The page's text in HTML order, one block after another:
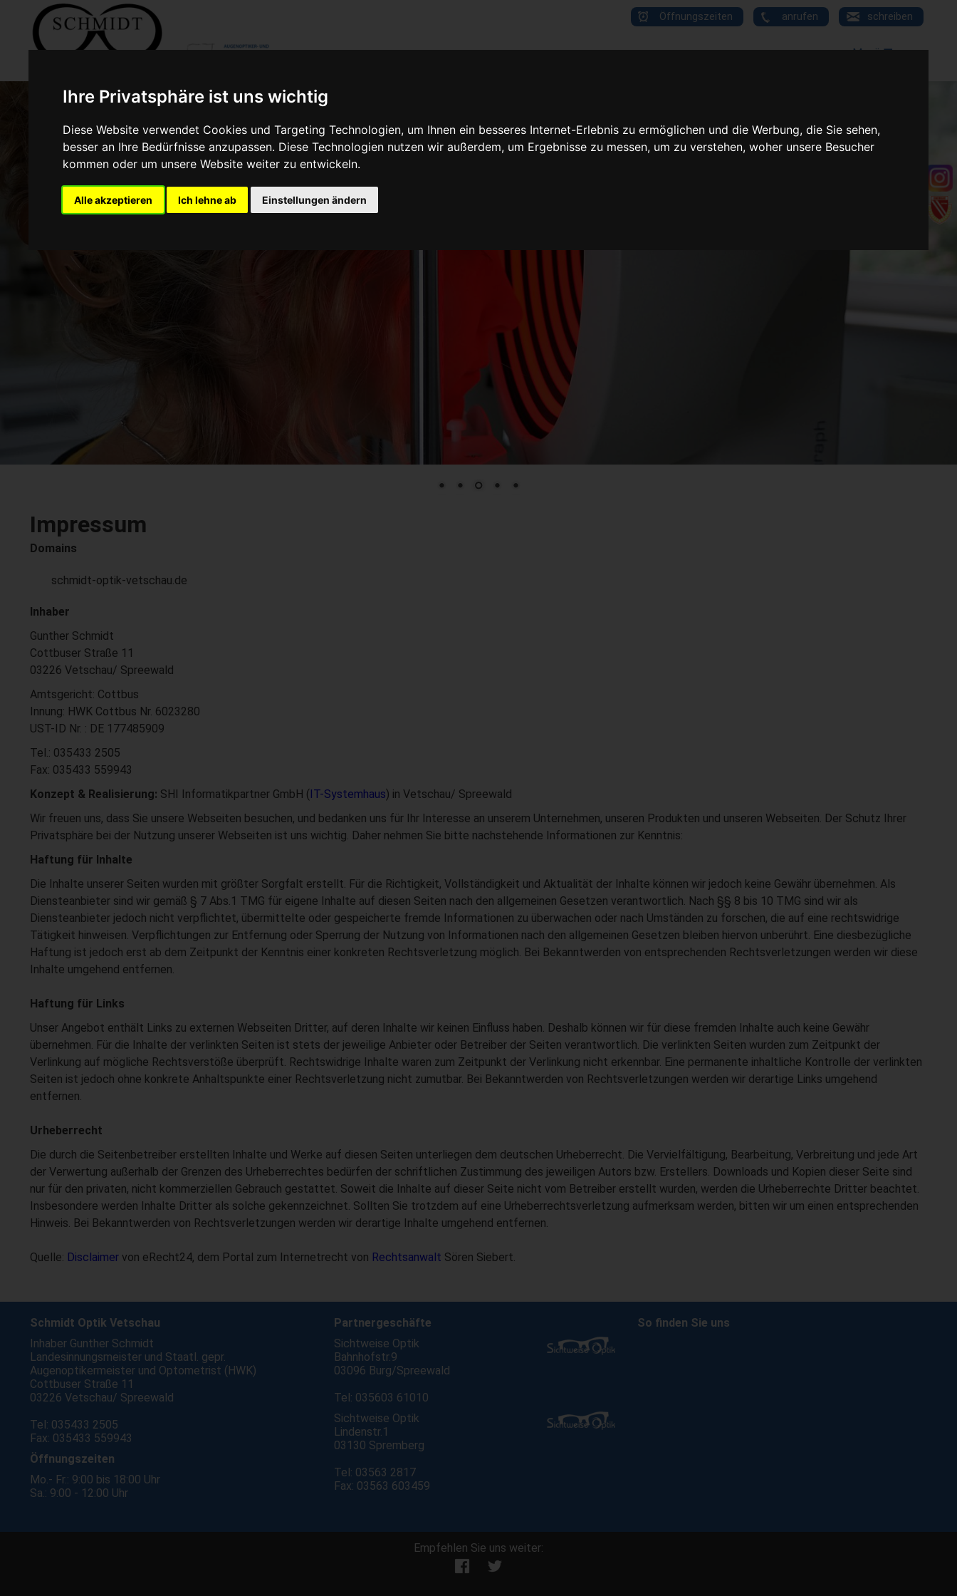
Ihre Privatsphäre ist uns wichtig
Diese Website verwendet Cookies und Targeting Technologien, um Ihnen ein besseres Internet-Erlebnis zu ermöglichen und die Werbung, die Sie sehen,
besser an Ihre Bedürfnisse anzupassen. Diese Technologien nutzen wir außerdem, um Ergebnisse zu messen, um zu verstehen, woher unsere Besucher
kommen oder um unsere Website weiter zu entwickeln.
Alle akzeptieren Ich lehne ab Einstellungen ändern
Menü ☰
Öffnungszeiten anrufen schreiben
Impressum
Domains
schmidt-optik-vetschau.de
Inhaber
Gunther Schmidt
Cottbuser Straße 11
03226 Vetschau/ Spreewald
Amtsgericht: Cottbus
Innung: HWK Cottbus Nr. 6023280
UST-ID Nr. : DE 177485909
Tel.: 035433 2505
Fax: 035433 559943
Konzept & Realisierung: SHI Informatikpartner GmbH (IT-Systemhaus) in Vetschau/ Spreewald
Wir freuen uns, dass Sie unsere Webseiten besuchen, und bedanken uns für Ihr Interesse an unserem Unternehmen, unseren Produkten und unseren Webseiten. Der Schutz Ihrer
Privatsphäre bei der Nutzung unserer Webseiten ist uns wichtig. Daher nehmen Sie bitte nachstehende Informationen zur Kenntnis:
Haftung für Inhalte
Die Inhalte unserer Seiten wurden mit größter Sorgfalt erstellt. Für die Richtigkeit, Vollständigkeit und Aktualität der Inhalte können wir jedoch keine Gewähr übernehmen. Als
Diensteanbieter sind wir gemäß § 7 Abs.1 TMG für eigene Inhalte auf diesen Seiten nach den allgemeinen Gesetzen verantwortlich. Nach §§ 8 bis 10 TMG sind wir als
Diensteanbieter jedoch nicht verpflichtet, übermittelte oder gespeicherte fremde Informationen zu überwachen oder nach Umständen zu forschen, die auf eine rechtswidrige
Tätigkeit hinweisen. Verpflichtungen zur Entfernung oder Sperrung der Nutzung von Informationen nach den allgemeinen Gesetzen bleiben hiervon unberührt. Eine diesbezügliche
Haftung ist jedoch erst ab dem Zeitpunkt der Kenntnis einer konkreten Rechtsverletzung möglich. Bei Bekanntwerden von entsprechenden Rechtsverletzungen werden wir diese
Inhalte umgehend entfernen.
Haftung für Links
Unser Angebot enthält Links zu externen Webseiten Dritter, auf deren Inhalte wir keinen Einfluss haben. Deshalb können wir für diese fremden Inhalte auch keine Gewähr
übernehmen. Für die Inhalte der verlinkten Seiten ist stets der jeweilige Anbieter oder Betreiber der Seiten verantwortlich. Die verlinkten Seiten wurden zum Zeitpunkt der
Verlinkung auf mögliche Rechtsverstöße überprüft. Rechtswidrige Inhalte waren zum Zeitpunkt der Verlinkung nicht erkennbar. Eine permanente inhaltliche Kontrolle der verlinkten
Seiten ist jedoch ohne konkrete Anhaltspunkte einer Rechtsverletzung nicht zumutbar. Bei Bekanntwerden von Rechtsverletzungen werden wir derartige Links umgehend
entfernen.
Urheberrecht
Die durch die Seitenbetreiber erstellten Inhalte und Werke auf diesen Seiten unterliegen dem deutschen Urheberrecht. Die Vervielfältigung, Bearbeitung, Verbreitung und jede Art
der Verwertung außerhalb der Grenzen des Urheberrechtes bedürfen der schriftlichen Zustimmung des jeweiligen Autors bzw. Erstellers. Downloads und Kopien dieser Seite sind
nur für den privaten, nicht kommerziellen Gebrauch gestattet. Soweit die Inhalte auf dieser Seite nicht vom Betreiber erstellt wurden, werden die Urheberrechte Dritter beachtet.
Insbesondere werden Inhalte Dritter als solche gekennzeichnet. Sollten Sie trotzdem auf eine Urheberrechtsverletzung aufmerksam werden, bitten wir um einen entsprechenden
Hinweis. Bei Bekanntwerden von Rechtsverletzungen werden wir derartige Inhalte umgehend entfernen.
Quelle: Disclaimer von eRecht24, dem Portal zum Internetrecht von Rechtsanwalt Sören Siebert.
Schmidt Optik Vetschau
Inhaber Gunther Schmidt
Landesinnungsmeister und Staatl. gepr.
Augenoptikermeister und Optometrist (HWK)
Cottbuser Straße 11
03226 Vetschau/ Spreewald
Tel: 035433 2505
Fax: 035433 559943
Öffnungszeiten
Mo.- Fr.: 9:00 bis 18:00 Uhr
Sa.: 9:00 - 12:00 Uhr
Partnergeschäfte
Sichtweise Optik
Bahnhofstr.9
03096 Burg/Spreewald
Tel: 035603 61010
Sichtweise Optik
Lindenstr.1
03130 Spremberg
Tel: 03563 2817
Fax: 03563 603459
So finden Sie uns
Empfehlen Sie uns weiter: